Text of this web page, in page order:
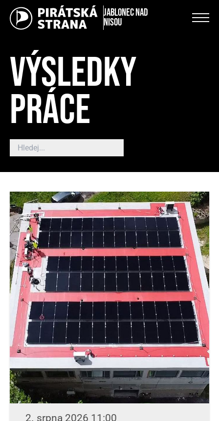
Jablonec nad
Nisou
VÝSLEDKY
PRÁCE
2. srpna 2026 11:00